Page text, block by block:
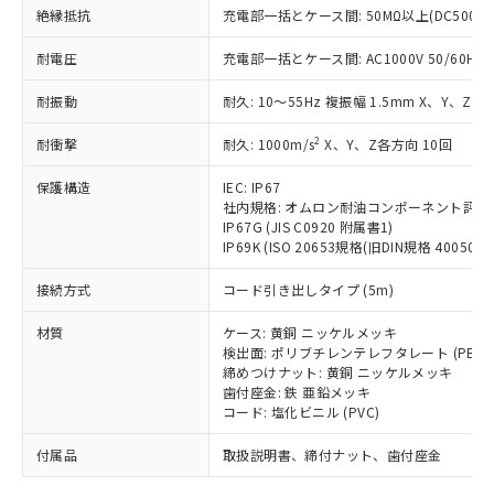
絶縁抵抗 充電部一括とケース間: 50MΩ以上(DC500V
耐電圧 充電部一括とケース間: AC1000V 50/60Hz
耐振動 耐久: 10～55Hz 複振幅 1.5mm X、Y、Z各
耐衝撃 耐久: 1000m/s2 X、Y、Z各方向 10回
保護構造
IEC: IP67
社内規格: オムロン耐油コンポーネント評
IP67G (JIS C0920 附属書1)
IP69K (ISO 20653規格(旧DIN規格 40050
接続方式 コード引き出しタイプ (5m)
材質
ケース: 黄銅 ニッケルメッキ
検出面: ポリブチレンテレフタレート (PBT)
締めつけナット: 黄銅 ニッケルメッキ
歯付座金: 鉄 亜鉛メッキ
コード: 塩化ビニル (PVC)
付属品 取扱説明書、締付ナット、歯付座金
在庫状況および標準価格照会結果は、
記載している更新日時点での社内デー
タに基づき作成されるものであり、閲
覧された時点での実際の在庫および標
準価格とは異なる場合があることをご
正式な納期状況および標準価格はお客
様のお取引先、またはお客様担当のオ
ムロン制御機器販売店・当社販売員に
ご相談ください。
オムロン制御機器販売店や当社販売拠
販売ネットワーク
」をご確認
在庫状況および標準価格結果を当社の
事前の承諾なく第三者に漏洩または開
示しないようお願いします。
マイパーツ機能（部品リスト作成サー
ビス）をご利用いただくには、I-Web
メンバーズにご登録されている必要が
お客様が当ウェブサイト上で当社にご
むを得ず変更することがあります。
*EU RoHS指令（10物質）：
鉛(Pb) 1000ppm以下、 水銀(Hg) 1000ppm以下、 カド
ミウム(Cd) 100ppm以下、
六価クロム(Cr(Ⅵ)) 1000ppm以下、ポリ臭化ビフェニル
(PBDE) 1000ppm以下、フタル酸ビス(2-エチルヘキシ
ル) (DEHP)(別名：DOP) 1000ppm以下、フタル酸ブチ
ルベンジル（BBP） 1000ppm以下、フタル酸ジブチル
（DBP） 1000ppm以下、フタル酸ジイソブチル
但し、RoHS指令で産業用監視および制御機器に対する
フタル酸エステル類の４物質については閾値を超える意
図的な使用がないことを確認しています。
部品在庫の切り替え状況などにより、予定
月が前後することがあります。
い合わせください。
Cr(Ⅵ)(六価クロム) : 1000ppm、 PBBs(ポリ臭化ビフェ
ニル類) : 1000ppm、 PBDEs(ポリ臭化ジフェニルエーテ
DBP(フタル酸ジブチル) : 1000ppm、 DIBP(フタル酸ジ
イソブチル) : 1000ppm、 BBP(フタル酸ブチルベンジ
DEHP(フタル酸ビス(2-エチルヘキシル)) : 1000ppm
※2 環境保護使用期限
「ｅ」：有害物質（10物質）のすべてが基
準値以下であることを示します。
「10」：通常の使用状況下において有害物
質が外部に漏えいし、環境に深刻な影響を
及ぼさない年数を意味します。
「－」：未確認です。当社販売部門へお問
為替および外国貿易法に定める商品
（以下｢規制貨物等」という）を輸出
または国外への提供する場合は、日本
国政府の輸出許可(または役務取引許
可)を取得するなどの必要な手続きを
当社は規制貨物を破棄する場合は、完
全に破砕するなど、違法に輸出されな
いよう必要な手段を講じます。
当社は貴社製品を、核兵器、ミサイ
ル、化学兵器、生物兵器またはその他
武器並びにこれらの製造装置等に一切
使用いたしません。
当社は、貴社製品を第三者に販売する
場合は、上記1、2および3の内容を当
該第三者に通知します。また当社は、
販売先および販売に係わる関係者が違
法に輸出するおそれがある場合は、取
一定数以上の在庫あり
一定数には満たないが在庫あり
在庫なし(最新の在庫状況につ
いては、お客様のお取引先、ま
たはお客様担当のオムロン制御
機器販売店・当社販売員にご確
認ください)
受注生産機種、また在庫状況の
情報を公開していない機種